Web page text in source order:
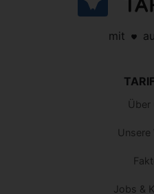
mit
Über
Unsere
Jobs &